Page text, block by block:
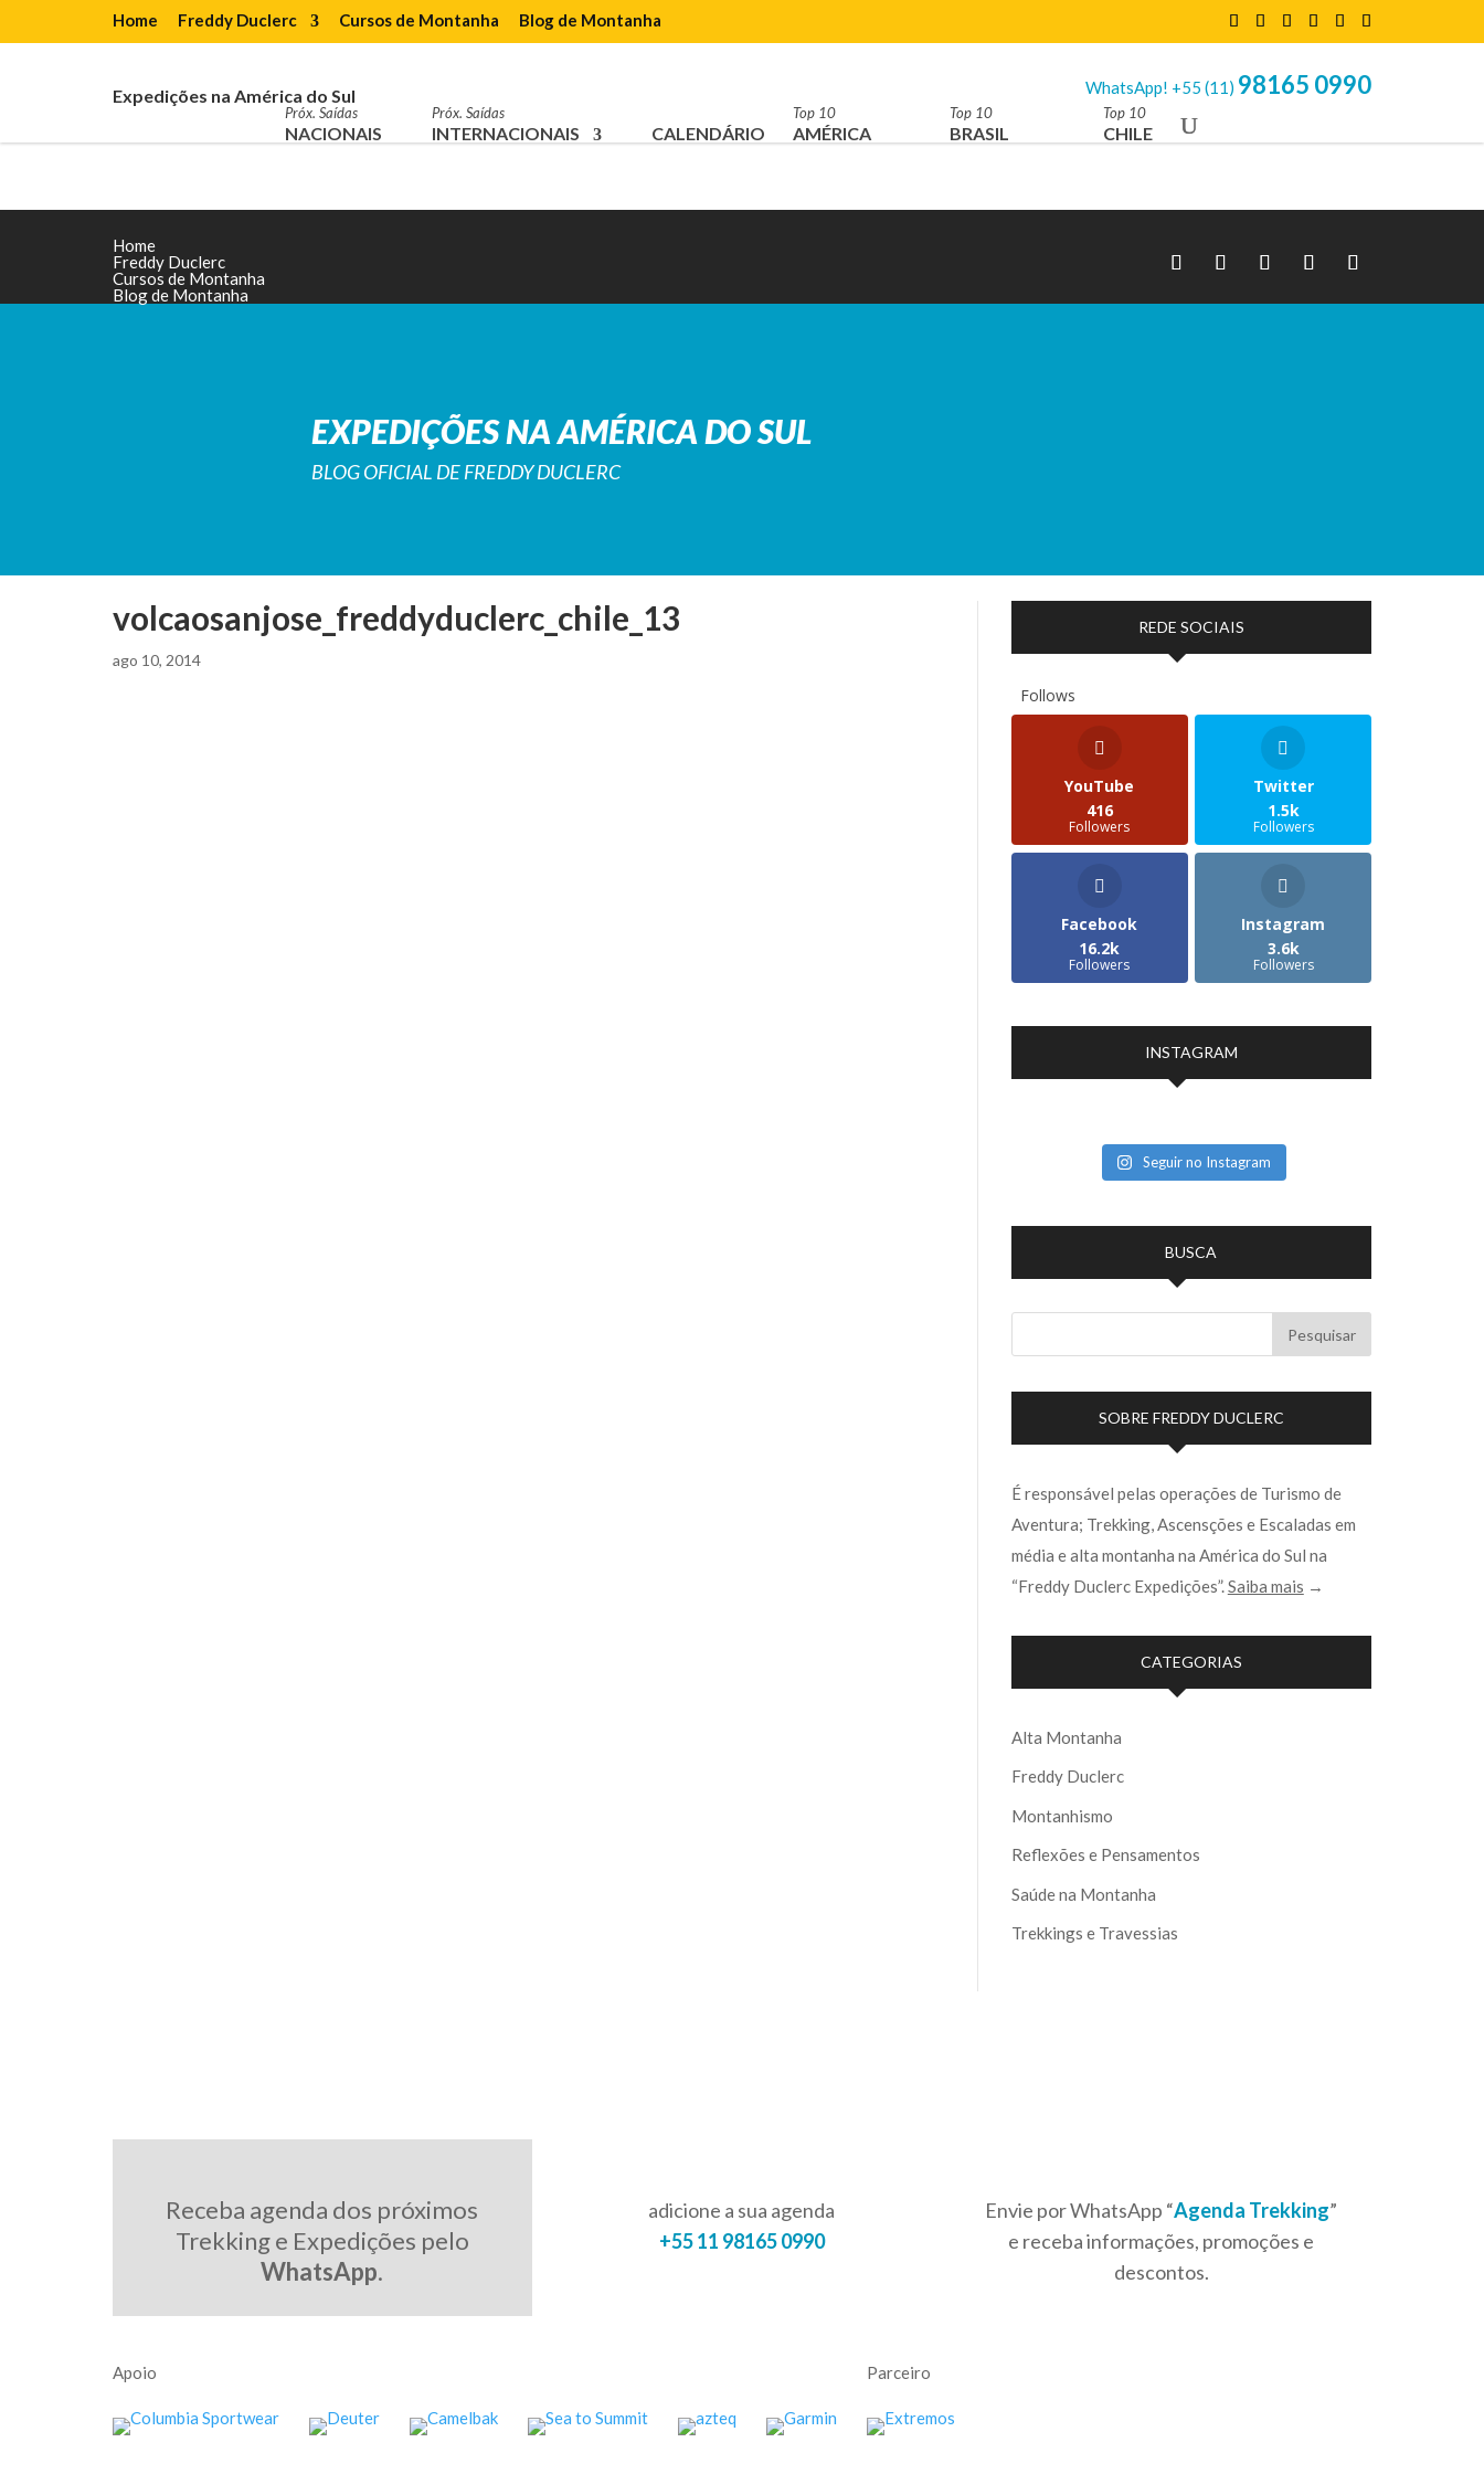
Home Freddy Duclerc Cursos de Montanha Blog de Montanha
Expedições na América do Sul WhatsApp! +55 (11) 98165 0990
Próx. Saídas
NACIONAIS
Próx. Saídas
INTERNACIONAIS CALENDÁRIO
Top 10
AMÉRICA
Top 10
BRASIL
Top 10
CHILE
Home
Freddy Duclerc
Cursos de Montanha
Blog de Montanha
EXPEDIÇÕES NA AMÉRICA DO SUL
BLOG OFICIAL DE FREDDY DUCLERC
volcaosanjose_freddyduclerc_chile_13
ago 10, 2014
REDE SOCIAIS
Follows
YouTube
416
Followers
Twitter
1.5k
Followers
Facebook
16.2k
Followers
Instagram
3.6k
Followers
INSTAGRAM
Seguir no Instagram
BUSCA
SOBRE FREDDY DUCLERC
É responsável pelas operações de Turismo de
Aventura; Trekking, Ascensções e Escaladas em
média e alta montanha na América do Sul na
“Freddy Duclerc Expedições”.Saiba mais →
CATEGORIAS
Alta Montanha
Freddy Duclerc
Montanhismo
Reflexões e Pensamentos
Saúde na Montanha
Trekkings e Travessias
Receba agenda dos próximos
Trekking e Expedições pelo
WhatsApp.
adicione a sua agenda
+55 11 98165 0990
Envie por WhatsApp “Agenda Trekking”
e receba informações, promoções e
descontos.
Apoio Parceiro